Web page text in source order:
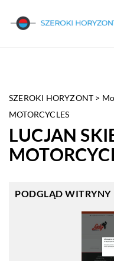
SZEROKI HORYZONT >
MOTORCYCLES
LUCJAN
PODGLĄD WITRYNY